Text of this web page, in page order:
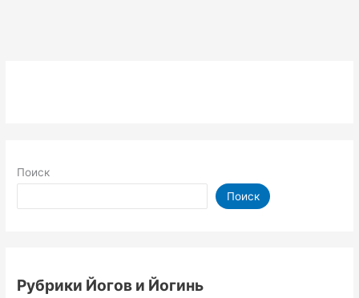
Поиск
Поиск
Рубрики Йогов и Йогинь